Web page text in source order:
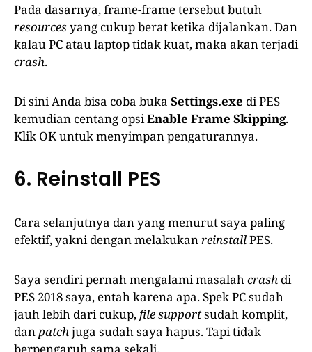
Pada dasarnya, frame-frame tersebut butuh
resourcesyang cukup berat ketika dijalankan. Dan
kalau PC atau laptop tidak kuat, maka akan terjadi
crash.
Di sini Anda bisa coba buka Settings.exe di PES
kemudian centang opsiEnable Frame Skipping.
Klik OK untuk menyimpan pengaturannya.
6. Reinstall PES
Cara selanjutnya dan yang menurut saya paling
efektif, yakni dengan melakukanreinstallPES.
Saya sendiri pernah mengalami masalahcrash di
PES 2018 saya, entah karena apa. Spek PC sudah
jauh lebih dari cukup,file supportsudah komplit,
danpatchjuga sudah saya hapus. Tapi tidak
berpengaruh sama sekali.